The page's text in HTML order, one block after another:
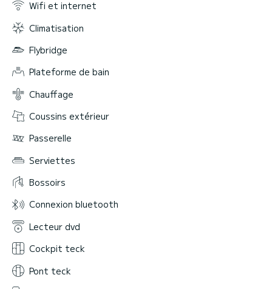
Wifi et internet
Climatisation
Flybridge
Plateforme de bain
Chauffage
Coussins extérieur
Passerelle
Serviettes
Bossoirs
Connexion bluetooth
Lecteur dvd
Cockpit teck
Pont teck